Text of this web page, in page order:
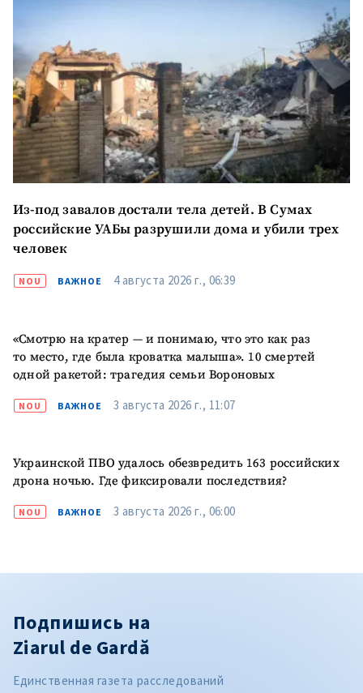
Из-под завалов достали тела детей. В Сумах
российские УАБы разрушили дома и убили трех
человек
NOU ВАЖНОЕ 4 августа 2026 г., 06:39
«Смотрю на кратер — и понимаю, что это как раз
то место, где была кроватка малыша». 10 смертей
одной ракетой: трагедия семьи Вороновых
NOU ВАЖНОЕ 3 августа 2026 г., 11:07
Украинской ПВО удалось обезвредить 163 российских
дрона ночью. Где фиксировали последствия?
NOU ВАЖНОЕ 3 августа 2026 г., 06:00
Подпишись на
Ziarul de Gardă
Единственная газета расследований